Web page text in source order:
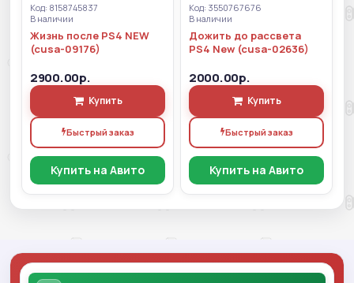
Код: 8158745837
В наличии
Жизнь после PS4 NEW
(cusa-09176)
2900.00р.
Купить
Быстрый заказ
Купить на Авито
Код: 3550767676
В наличии
Дожить до рассвета
PS4 New (cusa-02636)
2000.00р.
Купить
Быстрый заказ
Купить на Авито